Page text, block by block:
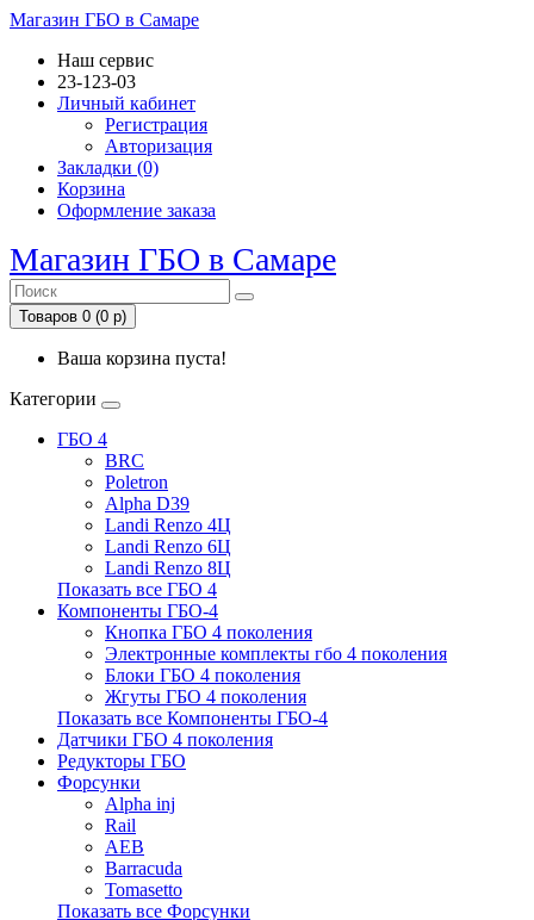
Магазин ГБО в Самаре
Наш сервис
23-123-03
Личный кабинет
Регистрация
Авторизация
Закладки (0)
Корзина
Оформление заказа
Магазин ГБО в Самаре
Товаров 0 (0 р)
Ваша корзина пуста!
Категории
ГБО 4
BRC
Poletron
Alpha D39
Landi Renzo 4Ц
Landi Renzo 6Ц
Landi Renzo 8Ц
Показать все ГБО 4
Компоненты ГБО-4
Кнопка ГБО 4 поколения
Электронные комплекты гбо 4 поколения
Блоки ГБО 4 поколения
Жгуты ГБО 4 поколения
Показать все Компоненты ГБО-4
Датчики ГБО 4 поколения
Редукторы ГБО
Форсунки
Alpha inj
Rail
AEB
Barracuda
Tomasetto
Показать все Форсунки